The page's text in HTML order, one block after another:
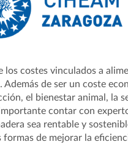
los costes vinculados a
de ser un coste
el bienestar animal, la
contar con
sea rentable y
de mejorar la